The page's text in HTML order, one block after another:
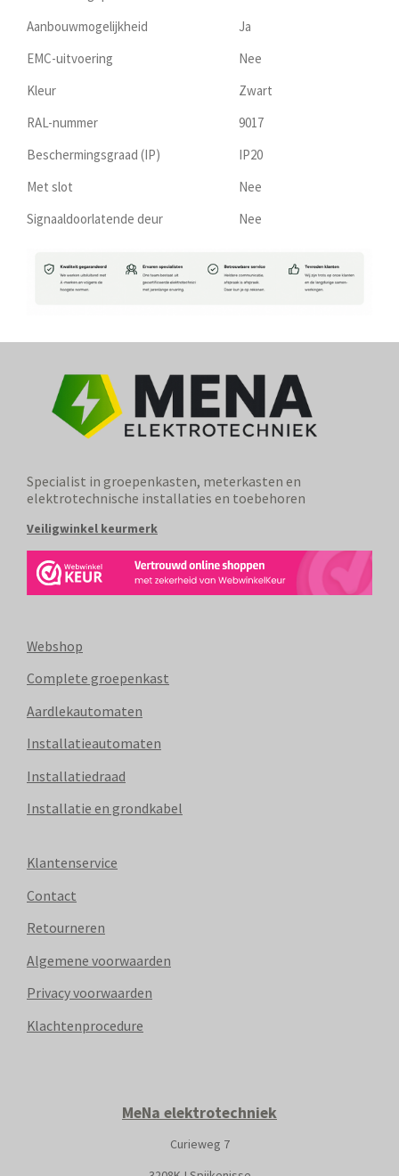
Aanbouwmogelijkheid
Ja
EMC-uitvoering
Nee
Kleur
Zwart
RAL-nummer
9017
Beschermingsgraad (IP)
IP20
Met slot
Nee
Signaaldoorlatende deur
Nee
Specialist in groepenkasten, meterkasten en
elektrotechnische installaties en toebehoren
Veiligwinkel keurmerk
Webshop
Complete groepenkast
Aardlekautomaten
Installatieautomaten
Installatiedraad
Installatie en grondkabel
Klantenservice
Contact
Retourneren
Algemene voorwaarden
Privacy voorwaarden
Klachtenprocedure
MeNa elektrotechniek
Curieweg 7